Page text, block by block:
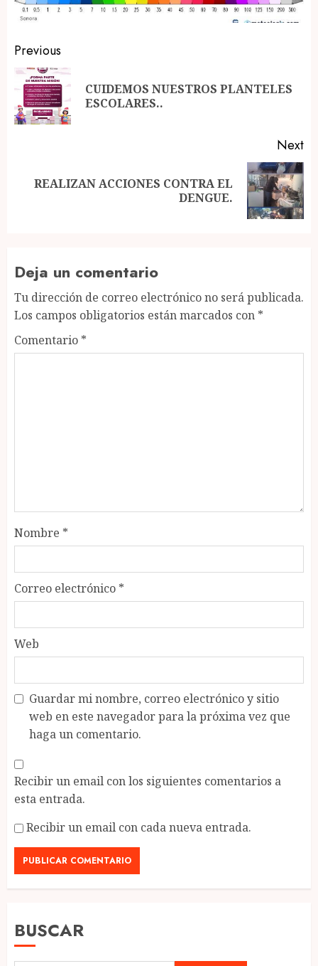
Post
navigation
Previous
CUIDEMOS NUESTROS PLANTELES
ESCOLARES..
Next
NextREALIZAN ACCIONES CONTRA EL
DENGUE.
Deja un comentario
Tu dirección de correo electrónico no será publicada.
Los campos obligatorios están marcados con *
Comentario *
Nombre *
Correo electrónico *
Web
Guardar mi nombre, correo electrónico y sitio
web en este navegador para la próxima vez que
haga un comentario.
Recibir un email con los siguientes comentarios a
esta entrada.
Recibir un email con cada nueva entrada.
BUSCAR